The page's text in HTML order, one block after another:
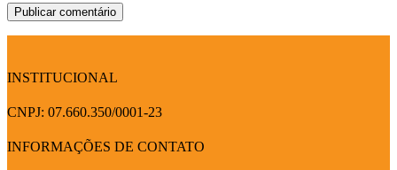
INSTITUCIONAL
CNPJ: 07.660.350/0001-23
INFORMAÇÕES DE CONTATO